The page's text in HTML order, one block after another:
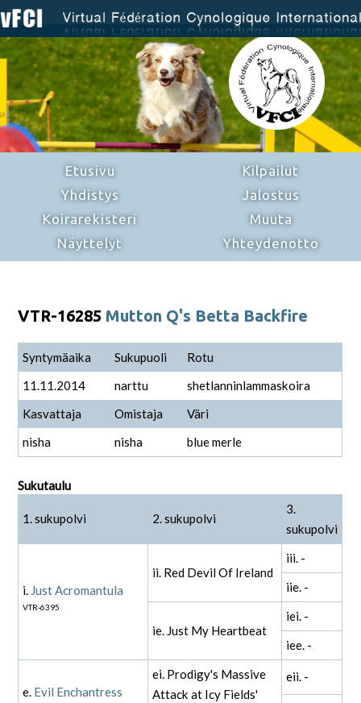
Etusivu
Yhdistys
Koirarekisteri
Näyttelyt
Kilpailut
Jalostus
Muuta
Yhteydenotto
VTR-16285 Mutton Q's Betta Backfire
Syntymäaika Sukupuoli
Rotu
11.11.2014
narttu
shetlanninlammaskoira
Kasvattaja
Omistaja
Väri
nisha
nisha blue merle
Sukutaulu
1. sukupolvi 2. sukupolvi
3.
sukupolvi
i. Just Acromantula
VTR-6395
ii. Red Devil Of Ireland
iii. -
iie. -
ie. Just My Heartbeat
iei. -
iee. -
e. Evil Enchantress
ei. Prodigy's Massive
Attack at Icy Fields'
eii. -